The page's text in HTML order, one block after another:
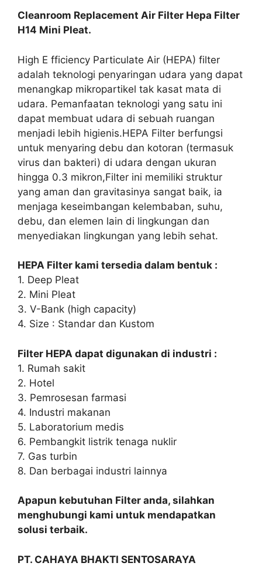
Cleanroom Replacement Air Filter Hepa Filter
H14 Mini Pleat.
High E fficiency Particulate Air (HEPA) filter
adalah teknologi penyaringan udara yang dapat
menangkap mikropartikel tak kasat mata di
udara. Pemanfaatan teknologi yang satu ini
dapat membuat udara di sebuah ruangan
menjadi lebih higienis.HEPA Filter berfungsi
untuk menyaring debu dan kotoran (termasuk
virus dan bakteri) di udara dengan ukuran
hingga 0.3 mikron,Filter ini memiliki struktur
yang aman dan gravitasinya sangat baik, ia
menjaga keseimbangan kelembaban, suhu,
debu, dan elemen lain di lingkungan dan
menyediakan lingkungan yang lebih sehat.
HEPA Filter kami tersedia dalam bentuk :
1. Deep Pleat
2. Mini Pleat
3. V-Bank (high capacity)
4. Size : Standar dan Kustom
Filter HEPA dapat digunakan di industri :
1. Rumah sakit
2. Hotel
3. Pemrosesan farmasi
4. Industri makanan
5. Laboratorium medis
6. Pembangkit listrik tenaga nuklir
7. Gas turbin
8. Dan berbagai industri lainnya
Apapun kebutuhan Filter anda, silahkan
menghubungi kami untuk mendapatkan
solusi terbaik.
PT. CAHAYA BHAKTI SENTOSARAYA